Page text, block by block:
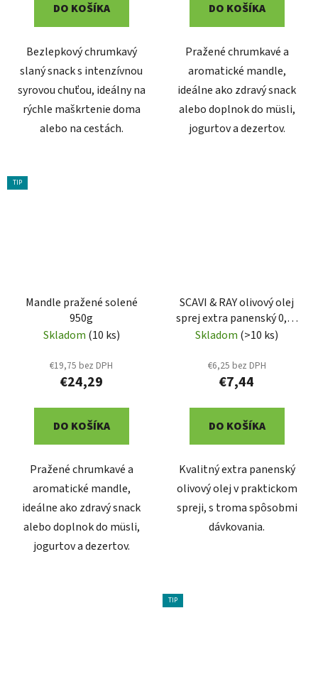
DO KOŠÍKA
Bezlepkový chrumkavý
slaný snack s intenzívnou
syrovou chuťou, ideálny na
rýchle maškrtenie doma
alebo na cestách.
DO KOŠÍKA
Pražené chrumkavé a
aromatické mandle,
ideálne ako zdravý snack
alebo doplnok do müsli,
jogurtov a dezertov.
TIP
Mandle pražené solené
950g
Skladom (10 ks)
€19,75 bez DPH
€24,29
DO KOŠÍKA
Pražené chrumkavé a
aromatické mandle,
ideálne ako zdravý snack
alebo doplnok do müsli,
jogurtov a dezertov.
SCAVI & RAY olivový olej
sprej extra panenský 0,2L
(SR101)
Skladom (>10 ks)
€6,25 bez DPH
€7,44
DO KOŠÍKA
Kvalitný extra panenský
olivový olej v praktickom
spreji, s troma spôsobmi
dávkovania.
TIP